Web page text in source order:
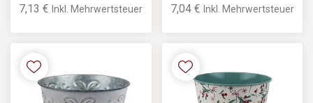
7,13 €Inkl. Mehrwertsteuer 7,04 € Inkl. Mehrwertsteuer